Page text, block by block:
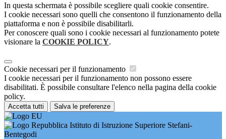
In questa schermata è possibile scegliere quali cookie consentire.
I cookie necessari sono quelli che consentono il funzionamento della
piattaforma e non è possibile disabilitarli.
Per conoscere quali sono i cookie necessari al funzionamento potete
visionare la COOKIE POLICY.
Cookie necessari per il funzionamento
I cookie necessari per il funzionamento non possono essere
disabilitati. È possibile consultare l'elenco nella pagina della cookie
policy.
Accetta tutti Salva le preferenze
Istituto di Istruzione Superiore Stefani-
Bentegodi